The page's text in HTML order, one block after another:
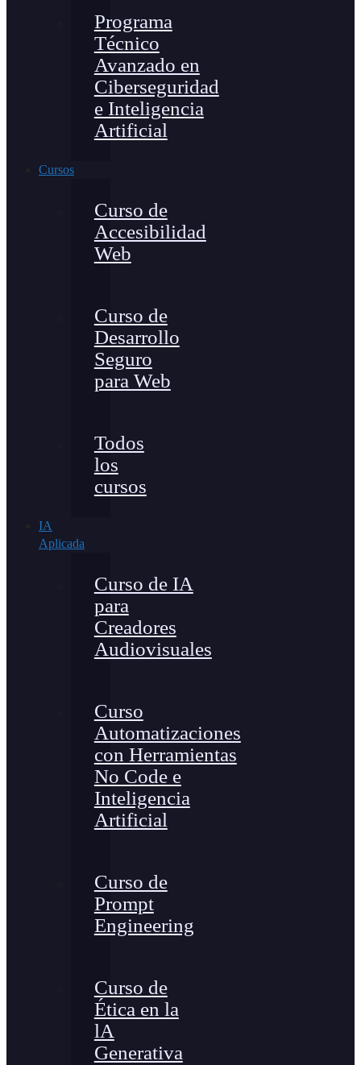
Programa
Técnico
Avanzado en
Ciberseguridad
e Inteligencia
Artificial
Cursos
Curso de
Accesibilidad
Web
Curso de
Desarrollo
Seguro
para Web
Todos
los
cursos
IA
Aplicada
Curso de IA
para
Creadores
Audiovisuales
Curso
Automatizaciones
con Herramientas
No Code e
Inteligencia
Artificial
Curso de
Prompt
Engineering
Curso de
Ética en la
lA
Generativa